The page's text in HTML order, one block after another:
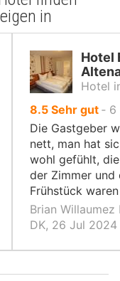
in
Hotel
Hotel
8.5von
10,
Sehr gut ‐ 6
Die Gastgeber
nett, man hat
wohl gefühlt,
der Zimmer und
Frühstück
Brian
DK, 26 Jul 2024